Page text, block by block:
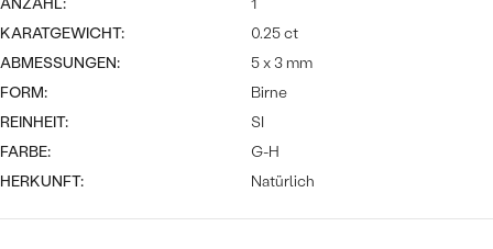
KARATGEWICHT:
0.25 ct
ABMESSUNGEN:
5 x 3 mm
FORM:
Birne
REINHEIT:
SI
FARBE:
G-H
HERKUNFT:
Natürlich